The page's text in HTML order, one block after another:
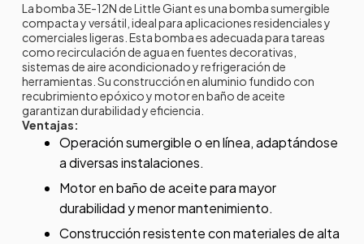
La bomba 3E-12N de Little Giant es una bomba sumergible
compacta y versátil, ideal para aplicaciones residenciales y
comerciales ligeras. Esta bomba es adecuada para tareas
como recirculación de agua en fuentes decorativas,
sistemas de aire acondicionado y refrigeración de
herramientas. Su construcción en aluminio fundido con
recubrimiento epóxico y motor en baño de aceite
garantizan durabilidad y eficiencia.
Ventajas:
Operación sumergible o en línea, adaptándose
a diversas instalaciones.
Motor en baño de aceite para mayor
durabilidad y menor mantenimiento.
Construcción resistente con materiales de alta